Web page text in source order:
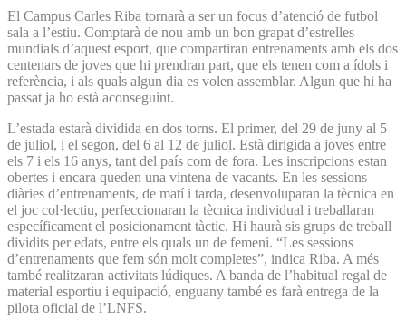
El Campus Carles Riba tornarà a ser un focus d’atenció de futbol
sala a l’estiu. Comptarà de nou amb un bon grapat d’estrelles
mundials d’aquest esport, que compartiran entrenaments amb els dos
centenars de joves que hi prendran part, que els tenen com a ídols i
referència, i als quals algun dia es volen assemblar. Algun que hi ha
passat ja ho està aconseguint.
L’estada estarà dividida en dos torns. El primer, del 29 de juny al 5
de juliol, i el segon, del 6 al 12 de juliol. Està dirigida a joves entre
els 7 i els 16 anys, tant del país com de fora. Les inscripcions estan
obertes i encara queden una vintena de vacants. En les sessions
diàries d’entrenaments, de matí i tarda, desenvoluparan la tècnica en
el joc col·lectiu, perfeccionaran la tècnica individual i treballaran
específicament el posicionament tàctic. Hi haurà sis grups de treball
dividits per edats, entre els quals un de femení. “Les sessions
d’entrenaments que fem són molt completes”, indica Riba. A més
també realitzaran activitats lúdiques. A banda de l’habitual regal de
material esportiu i equipació, enguany també es farà entrega de la
pilota oficial de l’LNFS.